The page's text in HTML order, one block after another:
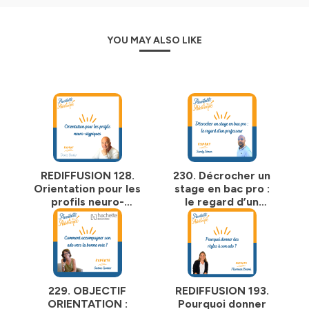
Hébergé par Ausha. Visitez
ausha.co/politique-de-
confidentialitepour plus d'informations.
YOU MAY ALSO LIKE
REDIFFUSION 128.
Orientation pour les
profils neuro-
atypiques
230. Décrocher un
stage en bac pro :
le regard d’un
professeur
229. OBJECTIF
ORIENTATION :
REDIFFUSION 193.
Pourquoi donner